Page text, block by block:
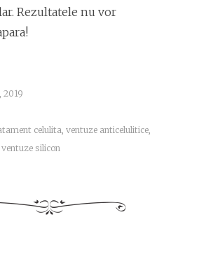
Rezultatele nu vor
2019
celulita, ventuze anticelulitice,
ventuze silicon